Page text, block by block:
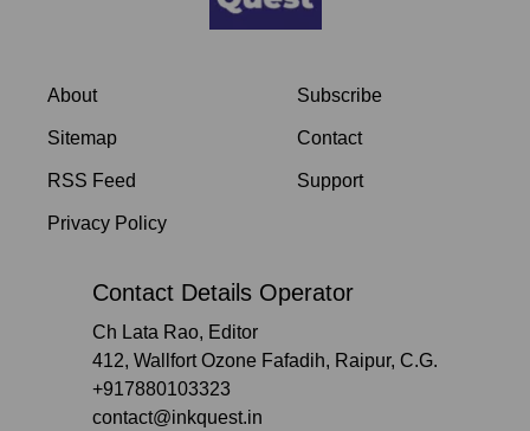
About
Sitemap
RSS Feed
Privacy Policy
Subscribe
Contact
Support
Contact Details Operator
Ch Lata Rao, Editor
412, Wallfort Ozone Fafadih, Raipur, C.G.
+917880103323
contact@inkquest.in